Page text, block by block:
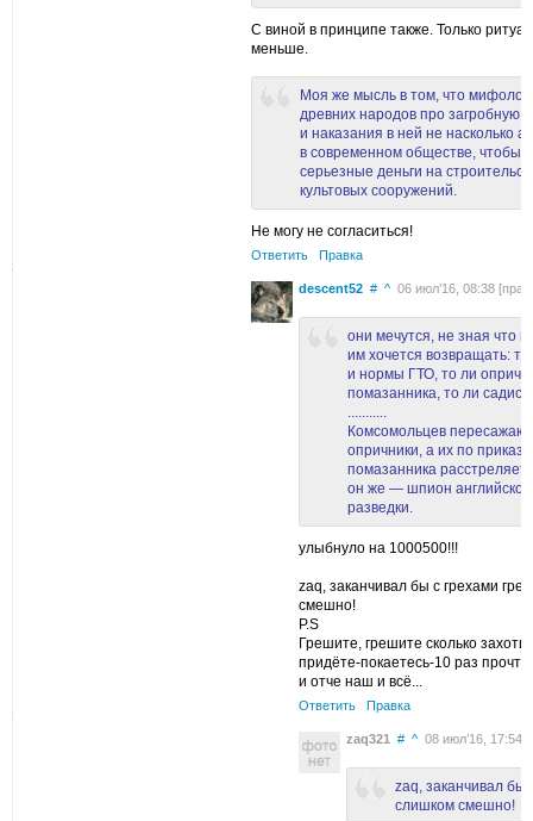
С виной в принципе также. Только
меньше.
Моя же мысль в том, что
древних народов про загробную
и наказания в ней не насколько
в современном обществе, чтобы
серьезные деньги на
культовых сооружений.
Не могу не согласиться!
Ответить Правка
descent52 # ^ 06 июл’16, 08:38
они мечутся, не зная что
им хочется возвращать:
и нормы ГТО, то ли
помазанника, то ли
...........
Комсомольцев
опричники, а их по
помазанника расстреляет
он же — шпион английско-
разведки.
улыбнуло на 1000500!!!
zaq, заканчивал бы с грехами
смешно!
P.S
Грешите, грешите сколько
придёте-покаетесь-10 раз
и отче наш и всё...
Ответить Правка
zaq321 # ^ 08 июл’16, 17:54
zaq, заканчивал бы
слишком смешно!